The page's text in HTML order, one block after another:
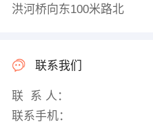
洪河桥向东100米路北
联系我们
联 系 人：
联系手机：